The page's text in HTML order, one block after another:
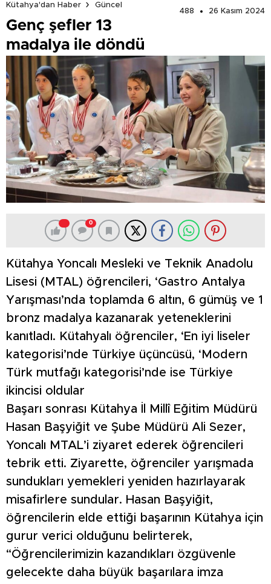
Kütahya'dan Haber
Güncel
488
26 Kasım 2024
Genç şefler 13
madalya ile döndü
0
Kütahya Yoncalı Mesleki ve Teknik Anadolu
Lisesi (MTAL) öğrencileri, ‘Gastro Antalya
Yarışması’nda toplamda 6 altın, 6 gümüş ve 1
bronz madalya kazanarak yeteneklerini
kanıtladı. Kütahyalı öğrenciler, ‘En iyi liseler
kategorisi’nde Türkiye üçüncüsü, ‘Modern
Türk mutfağı kategorisi’nde ise Türkiye
ikincisi oldular
Başarı sonrası Kütahya İl Millî Eğitim Müdürü
Hasan Başyiğit ve Şube Müdürü Ali Sezer,
Yoncalı MTAL’i ziyaret ederek öğrencileri
tebrik etti. Ziyarette, öğrenciler yarışmada
sundukları yemekleri yeniden hazırlayarak
misafirlere sundular. Hasan Başyiğit,
öğrencilerin elde ettiği başarının Kütahya için
gurur verici olduğunu belirterek,
“Öğrencilerimizin kazandıkları özgüvenle
gelecekte daha büyük başarılara imza